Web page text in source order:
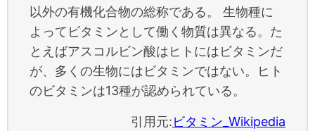
以外の有機化合物の総称である。 生物種に
よってビタミンとして働く物質は異なる。た
とえばアスコルビン酸はヒトにはビタミンだ
が、多くの生物にはビタミンではない。ヒト
のビタミンは13種が認められている。
引用元:ビタミン_Wikipedia